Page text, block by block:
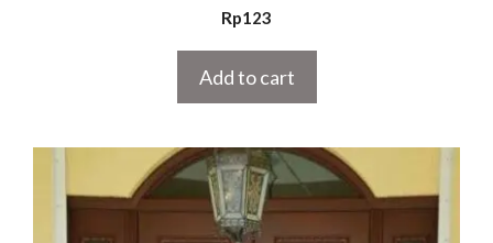
5.00
out of 5
Rp123
Add to cart